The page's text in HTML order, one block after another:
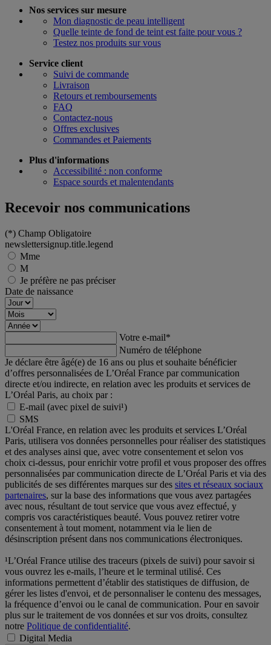
Nos services sur mesure
Mon diagnostic de peau intelligent
Quelle teinte de fond de teint est faite pour vous ?
Testez nos produits sur vous
Service client
Suivi de commande
Livraison
Retours et remboursements
FAQ
Contactez-nous
Offres exclusives
Commandes et Paiements
Plus d'informations
Accessibilité : non conforme
Espace sourds et malentendants
Recevoir nos communications
(*) Champ Obligatoire
newslettersignup.title.legend
Mme
M
Je préfère ne pas préciser
Date de naissance
Votre e-mail*
Numéro de téléphone
Je déclare être âgé(e) de 16 ans ou plus et souhaite bénéficier
d’offres personnalisées de L’Oréal France par communication
directe et/ou indirecte, en relation avec les produits et services de
L’Oréal Paris, au choix par :
E-mail (avec pixel de suivi¹)
SMS
L'Oréal France, en relation avec les produits et services L’Oréal
Paris, utilisera vos données personnelles pour réaliser des statistiques
et des analyses ainsi que, avec votre consentement et selon vos
choix ci-dessus, pour enrichir votre profil et vous proposer des offres
personnalisées par communication directe de L’Oréal Paris et via des
publicités de ses différentes marques sur des sites et réseaux sociaux
partenaires, sur la base des informations que vous avez partagées
avec nous, résultant de tout service que vous avez effectué, y
compris vos caractéristiques beauté. Vous pouvez retirer votre
consentement à tout moment, notamment via le lien de
désinscription présent dans nos communications électroniques.
¹L’Oréal France utilise des traceurs (pixels de suivi) pour savoir si
vous ouvrez les e-mails, l’heure et le terminal utilisé. Ces
informations permettent d’établir des statistiques de diffusion, de
gérer les listes d'envoi, et de personnaliser le contenu des messages,
la fréquence d’envoi ou le canal de communication. Pour en savoir
plus sur le traitement de vos données et sur vos droits, consultez
notre Politique de confidentialité.
Digital Media